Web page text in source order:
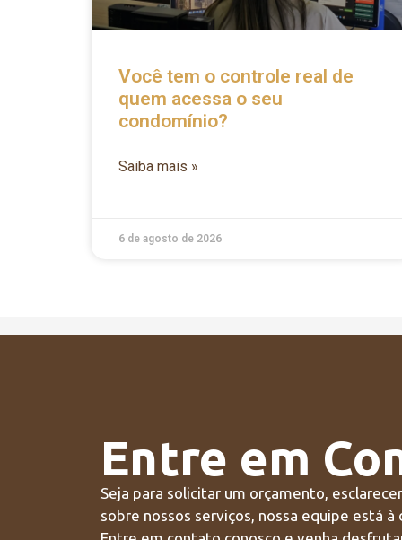
Você tem o controle real de
quem acessa o seu
condomínio?
Saiba mais »
6 de agosto de 2026
Entre em
Seja para solicitar um orçamento,
sobre nossos serviços, nossa equipe está à